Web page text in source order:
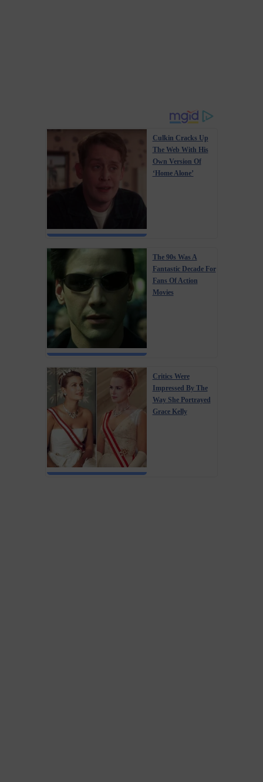
Culkin Cracks Up
The Web With His
Own Version Of
‘Home Alone’
The 90s Was A
Fantastic Decade For
Fans Of Action
Movies
Critics Were
Impressed By The
Way She Portrayed
Grace Kelly